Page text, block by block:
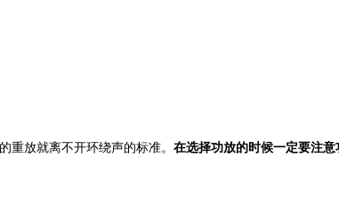
重放就离不开环绕声的标准。 在选择功放的时候一定要注